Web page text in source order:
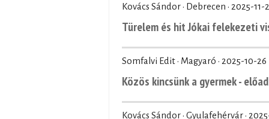
Kovács Sándor · Debrecen · 2025-11-
Türelem és hit Jókai felekezeti
Somfalvi Edit · Magyaró · 2025-10-26
Közös kincsünk a gyermek -
Kovács Sándor · Gyulafehérvár ·